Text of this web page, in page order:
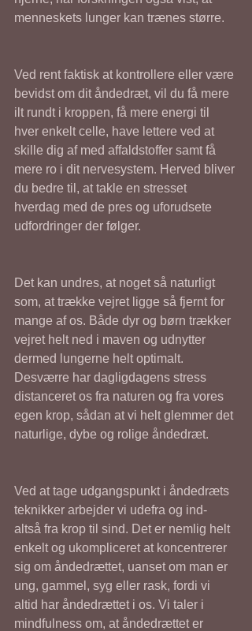
menneskets lunger kan trænes større.
Ved rent faktisk at kontrollere eller være
bevidst om dit åndedræt, vil du få mere
ilt rundt i kroppen, få mere energi til
hver enkelt celle, have lettere ved at
skille dig af med affaldstoffer samt få
mere ro i dit nervesystem. Herved bliver
du bedre til, at takle en stresset
hverdag med de pres og uforudsete
udfordringer der følger.
Det kan undres, at noget så naturligt
som, at trække vejret ligge så fjernt for
mange af os. Både dyr og børn trækker
vejret helt ned i maven og udnytter
dermed lungerne helt optimalt.
Desværre har dagligdagens stress
distanceret os fra naturen og fra vores
egen krop, sådan at vi helt glemmer det
naturlige, dybe og rolige åndedræt.
Ved at tage udgangspunkt i åndedræts
teknikker arbejder vi udefra og ind-
altså fra krop til sind. Det er nemlig helt
enkelt og ukompliceret at koncentrerer
sig om åndedrættet, uanset om man er
ung, gammel, syg eller rask, fordi vi
altid har åndedrættet i os. Vi taler i
mindfulness om, at åndedrættet er